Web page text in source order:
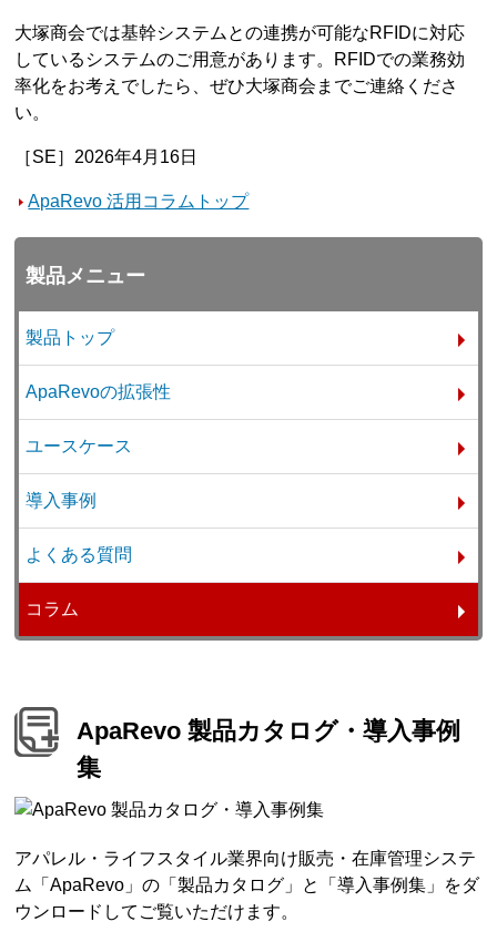
大塚商会では基幹システムとの連携が可能なRFIDに対応
しているシステムのご用意があります。RFIDでの業務効
率化をお考えでしたら、ぜひ大塚商会までご連絡くださ
い。
［SE］2026年4月16日
ApaRevo 活用コラムトップ
製品メニュー
製品トップ
ApaRevoの拡張性
ユースケース
導入事例
よくある質問
コラム
ApaRevo 製品カタログ・導入事例
集
アパレル・ライフスタイル業界向け販売・在庫管理システ
ム「ApaRevo」の「製品カタログ」と「導入事例集」をダ
ウンロードしてご覧いただけます。